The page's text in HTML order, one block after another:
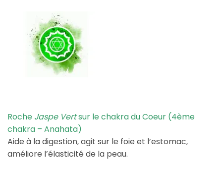
Roche Jaspe Vertsur le chakra du Coeur (4ème
chakra – Anahata)
Aide à la digestion, agit sur le foie et l’estomac,
améliore l’élasticité de la peau.